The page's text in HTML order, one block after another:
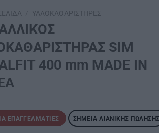
ΥΑΛΟΚΑΘΑΡΙΣΤΉΡΕΣ
SΙΜ
400 mm MADE IN
ΕΠΑΓΓΕΛΜΑΤΊΕΣ ΣΗΜΕΊΑ ΛΙΑΝΙΚΉΣ ΠΏΛΗΣΗΣ